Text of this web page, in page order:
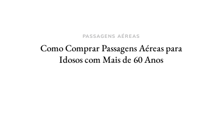
PASSAGENS AÉREAS
Como Comprar Passagens Aéreas para
Idosos com Mais de 60 Anos